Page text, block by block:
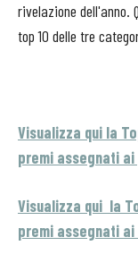
rivelazione dell'anno.
top 10 delle tre
Visualizza qui la
premi assegnati
Visualizza qui la
premi assegnati